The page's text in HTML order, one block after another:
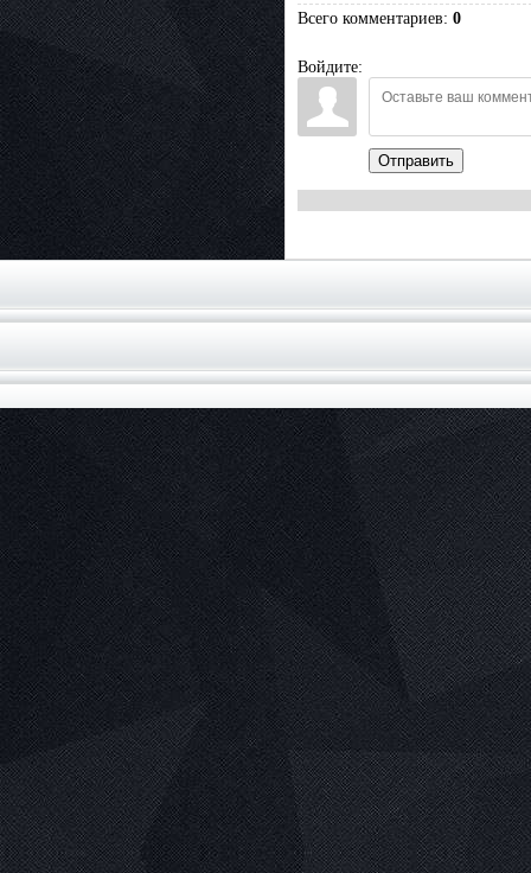
Всего комментариев: 0
Войдите:
Отправить